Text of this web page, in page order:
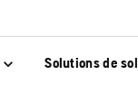
Solutions de sol